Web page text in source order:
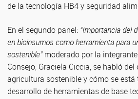
de la tecnología HB4 y seguridad
En el segundo panel: “Importancia del
en bioinsumos como herramienta para
sostenible”moderado por la
Consejo, Graciela Ciccia, se habló
agricultura sostenible y cómo se está
desarrollo de herramientas de base